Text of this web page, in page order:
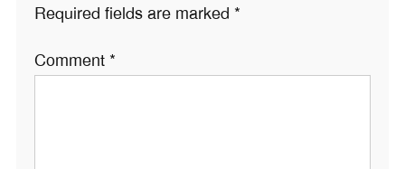
Required fields are marked *
Comment *